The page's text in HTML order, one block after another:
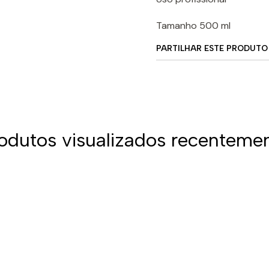
Tamanho 500 ml
PARTILHAR ESTE PRODUTO
visualizados